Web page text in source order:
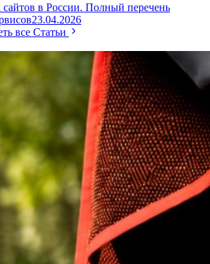
в России. Полный перечень
23.04.2026
все Статьи